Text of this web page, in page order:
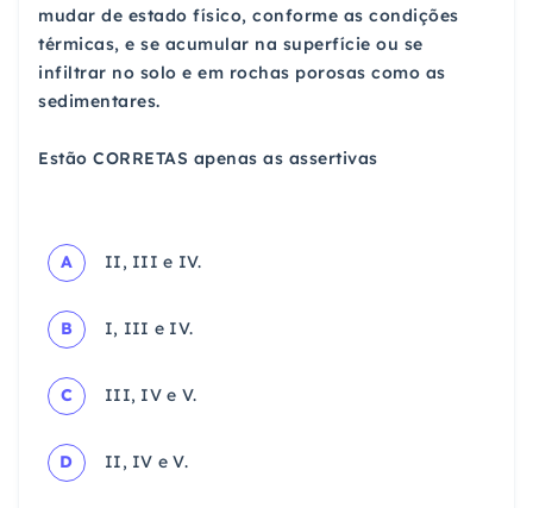
mudar de estado físico, conforme as condições
térmicas, e se acumular na superfície ou se
infiltrar no solo e em rochas porosas como as
sedimentares.
Estão CORRETAS apenas as assertivas
A II, III e IV.
B I, III e IV.
C III, IV e V.
D II, IV e V.